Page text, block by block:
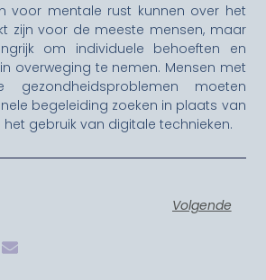
voor mentale rust kunnen over het
zijn voor de meeste mensen, maar
om individuele behoeften en
overweging te nemen. Mensen met
gezondheidsproblemen moeten
begeleiding zoeken in plaats van
gebruik van digitale technieken.
Volgende